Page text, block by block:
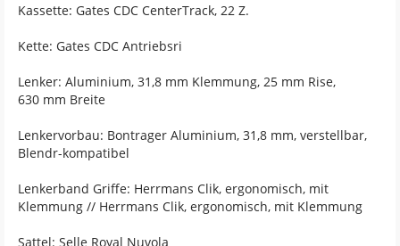
Kassette: Gates CDC CenterTrack, 22 Z.
Kette: Gates CDC Antriebsri
Lenker: Aluminium, 31,8 mm Klemmung, 25 mm Rise,
630 mm Breite
Lenkervorbau: Bontrager Aluminium, 31,8 mm, verstellbar,
Blendr-kompatibel
Lenkerband Griffe: Herrmans Clik, ergonomisch, mit
Klemmung // Herrmans Clik, ergonomisch, mit Klemmung
Sattel: Selle Royal Nuvola